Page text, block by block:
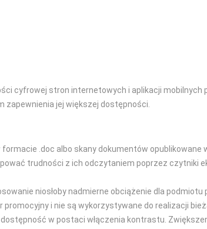
cyfrowej stron internetowych i aplikacji mobilnych
jej większej dostępności.
.doc albo skany dokumentów
trudności z ich odczytaniem poprzez czytniki
niosłoby nadmierne obciążenie dla podmiotu
i nie są wykorzystywane do realizacji
w postaci włączenia kontrastu.